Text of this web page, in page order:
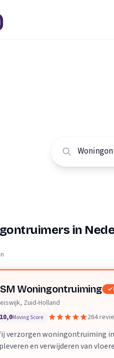
Loodgieter
Slotenmaker
Verhuisplanner
in
Woningontruiming
Zuid-Holland
10,0Moving Score 264
verzorgen woningontruiming
en verwijderen van